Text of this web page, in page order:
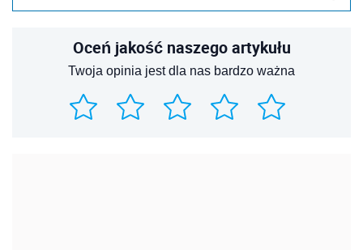
Oceń jakość naszego artykułu
Twoja opinia jest dla nas bardzo ważna